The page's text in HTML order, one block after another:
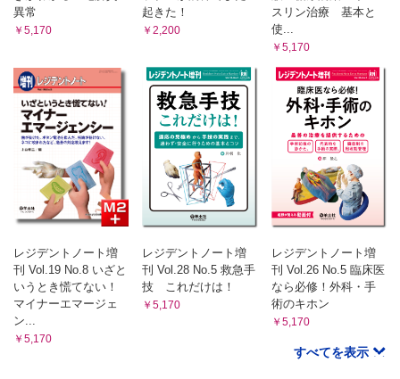
異常
￥5,170
起きた！
￥2,200
スリン治療 基本と
使...
￥5,170
レジデントノート増
刊 Vol.19 No.8 いざと
いうとき慌てない！
マイナーエマージェ
ン...
￥5,170
レジデントノート増
刊 Vol.28 No.5 救急手
技 これだけは！
￥5,170
レジデントノート増
刊 Vol.26 No.5 臨床医
なら必修！外科・手
術のキホン
￥5,170
すべてを表示